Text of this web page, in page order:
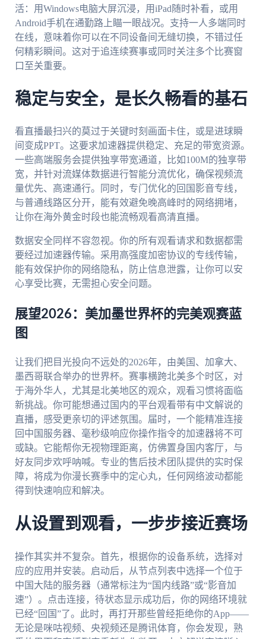
活：用Windows电脑大屏沉浸，用iPad随时补看，或用
Android手机在通勤路上瞄一眼战况。支持一人多端同时
在线，意味着你可以在不同设备间无缝切换，不错过任
何精彩瞬间。这对于追连续赛事或同时关注多个比赛窗
口至关重要。
稳定与安全，是长久畅看的基石
看直播最扫兴的莫过于关键时刻画面卡住，或是进球瞬
间变成PPT。这要求加速器提供稳定、充足的带宽资源。
一些高端服务会提供独享带宽通道，比如100M的独享带
宽，并针对流媒体数据进行智能分流优化，确保视频流
量优先、高速通行。同时，专门优化的回国影音专线，
与普通线路区分开，能有效避免晚高峰时的网络拥堵，
让你在海外黄金时段也能流畅观看高清直播。
数据安全同样不容忽视。你的所有观看请求和数据都需
要经过加速器传输。采用高强度加密协议的专线传输，
能有效保护你的网络隐私，防止信息泄露，让你可以安
心享受比赛，无需担心安全问题。
展望2026：美加墨世界杯的完美观赛蓝
图
让我们把目光投向不远处的2026年，由美国、加拿大、
墨西哥联合举办的世界杯。赛事横跨北美多个时区，对
于海外华人，尤其是北美地区的观众，观看习惯将面临
新挑战。你可能想通过国内的平台观看带有中文解说的
直播，感受更亲切的评述氛围。届时，一个能精准连接
回中国服务器、毫秒级响应你操作指令的加速器将不可
或缺。它能帮你无视物理距离，仿佛置身国内客厅，与
好友同步欢呼呐喊。专业的售后技术团队提供的实时保
障，将成为你漫长赛季中的定心丸，任何网络波动都能
得到快速响应和解决。
从设置到观看，一步步接近赛场
操作其实并不复杂。首先，根据你的设备系统，选择对
应的应用并安装。启动后，从节点列表中选择一个位于
中国大陆的服务器（通常标注为“国内线路”或“影音加
速”）。点击连接，待状态显示成功后，你的网络环境就
已经“回国”了。此时，再打开那些曾经拒绝你的App——
无论是咪咕视频、央视频还是腾讯体育，你会发现，熟